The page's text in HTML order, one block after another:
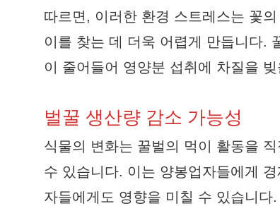
따르면, 이러한 환경 스트레스는 꽃
이를 찾는 데 더욱 어렵게 만듭니다.
이 줄어들어 영양분 섭취에 차질을
벌꿀 생산량 감소 가능성
식물의 변화는 꿀벌의 먹이 활동을
수 있습니다. 이는 양봉업자들에게
자들에게도 영향을 미칠 수 있습니다.